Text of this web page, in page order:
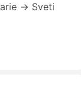
→ Sveti